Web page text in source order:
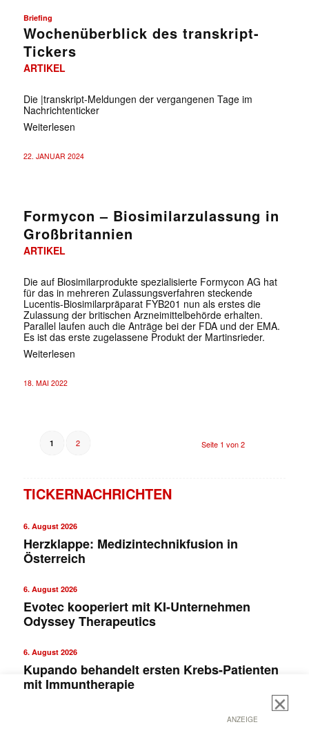
Briefing
Wochenüberblick des transkript-
Tickers
ARTIKEL
Die |transkript-Meldungen der vergangenen Tage im
Nachrichtenticker
Weiterlesen
22. JANUAR 2024
Formycon – Biosimilarzulassung in
Großbritannien
ARTIKEL
Die auf Biosimilarprodukte spezialisierte Formycon AG hat
für das in mehreren Zulassungsverfahren steckende
Lucentis-Biosimilarpräparat FYB201 nun als erstes die
Zulassung der britischen Arzneimittelbehörde erhalten.
Parallel laufen auch die Anträge bei der FDA und der EMA.
Es ist das erste zugelassene Produkt der Martinsrieder.
Weiterlesen
18. MAI 2022
Seite 1 von 2
1 2
TICKERNACHRICHTEN
6. August 2026
Herzklappe: Medizintechnikfusion in
Österreich
6. August 2026
Evotec kooperiert mit KI-Unternehmen
Odyssey Therapeutics
6. August 2026
Kupando behandelt ersten Krebs-Patienten
mit Immuntherapie
ANZEIGE